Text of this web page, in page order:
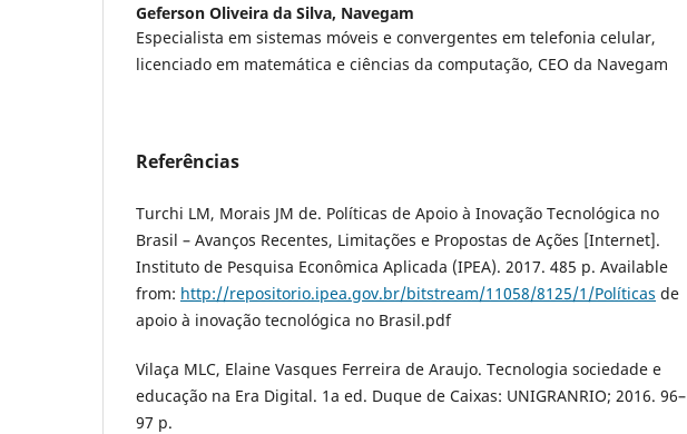
Geferson Oliveira da Silva, Navegam
Especialista em sistemas móveis e convergentes em telefonia celular,
licenciado em matemática e ciências da computação, CEO da Navegam
Referências
Turchi LM, Morais JM de. Políticas de Apoio à Inovação Tecnológica no
Brasil – Avanços Recentes, Limitações e Propostas de Ações [Internet].
Instituto de Pesquisa Econômica Aplicada (IPEA). 2017. 485 p. Available
from: http://repositorio.ipea.gov.br/bitstream/11058/8125/1/Políticas de
apoio à inovação tecnológica no Brasil.pdf
Vilaça MLC, Elaine Vasques Ferreira de Araujo. Tecnologia sociedade e
educação na Era Digital. 1a ed. Duque de Caixas: UNIGRANRIO; 2016. 96–
97 p.